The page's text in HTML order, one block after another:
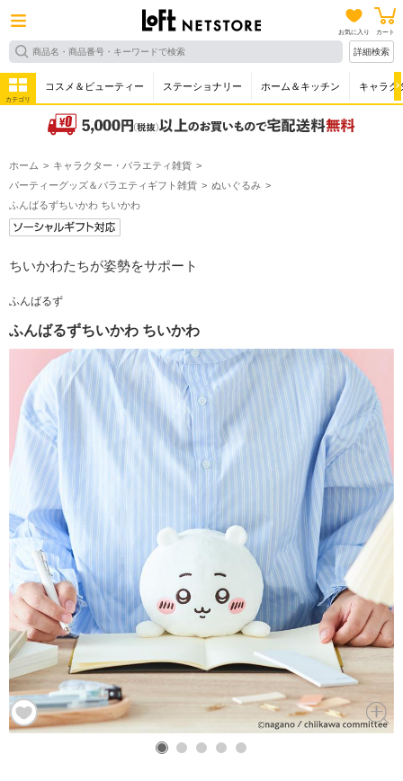
お気に入り カート
詳細検索
カテゴリ
コスメ＆ビューティー ステーショナリー ホーム＆キッチン キャラク
ホーム
キャラクター・バラエティ雑貨
パーティーグッズ＆バラエティギフト雑貨
ぬいぐるみ
ふんばるずちいかわ ちいかわ
ちいかわたちが姿勢をサポート
ふんばるず
ふんばるずちいかわ ちいかわ